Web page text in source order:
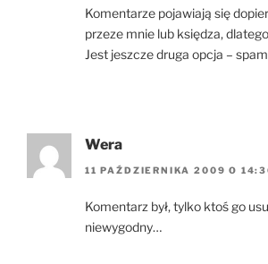
Komentarze pojawiają się
przeze mnie lub księdza,
Jest jeszcze druga opcja –
Wera
11 PAŹDZIERNIKA 2009 O
Komentarz był, tylko ktoś go
niewygodny…